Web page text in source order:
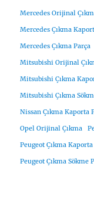
Mercedes Orijinal
Mercedes Çıkma
Mercedes Çıkma Parça
Mitsubishi Orijinal
Mitsubishi Çıkma
Mitsubishi Çıkma
Nissan Çıkma Kaporta
Opel Orijinal Çıkma
Peugeot Çıkma
Peugeot Çıkma Sökme